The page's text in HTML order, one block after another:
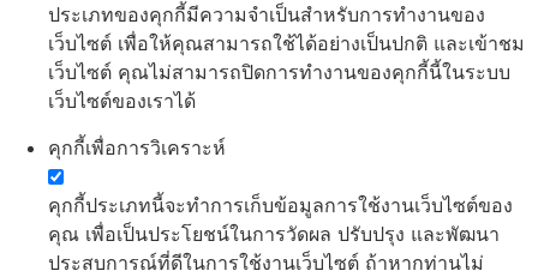
ประเภทของคุกกี้มีความจำเป็นสำหรับการทำงานของ
เว็บไซต์ เพื่อให้คุณสามารถใช้ได้อย่างเป็นปกติ และเข้าชม
เว็บไซต์ คุณไม่สามารถปิดการทำงานของคุกกี้นี้ในระบบ
เว็บไซต์ของเราได้
คุกกี้เพื่อการวิเคราะห์
คุกกี้ประเภทนี้จะทำการเก็บข้อมูลการใช้งานเว็บไซต์ของ
คุณ เพื่อเป็นประโยชน์ในการวัดผล ปรับปรุง และพัฒนา
ประสบการณ์ที่ดีในการใช้งานเว็บไซต์ ถ้าหากท่านไม่